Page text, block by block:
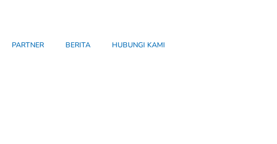
PARTNER BERITA HUBUNGI KAMI